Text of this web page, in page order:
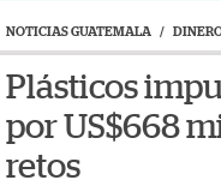
NOTICIAS GUATEMALA /
Plásticos
por US$668
retos